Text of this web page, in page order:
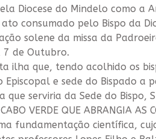
Diocese do Mindelo como a
consumado pelo Bispo da
solene da missa da
7 de Outubro.
ilha que, tendo acolhido os
Episcopal e sede do Bispado a
serviria da Sede do Bispo,
VERDE QUE ABRANGIA AS
fundamentação científica,